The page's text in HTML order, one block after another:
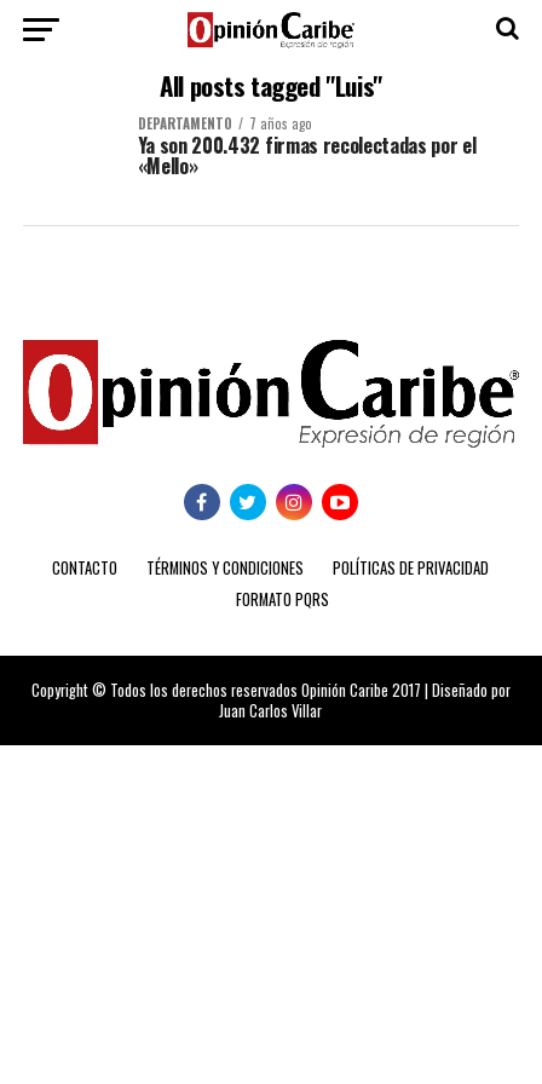
All posts tagged "Luis"
DEPARTAMENTO 7 años ago
Ya son 200.432 firmas recolectadas por el
«Mello»
CONTACTO TÉRMINOS Y CONDICIONES
POLÍTICAS DE PRIVACIDAD
FORMATO PQRS
Copyright © Todos los derechos reservados Opinión Caribe 2017 | Diseñado por
Juan Carlos Villar